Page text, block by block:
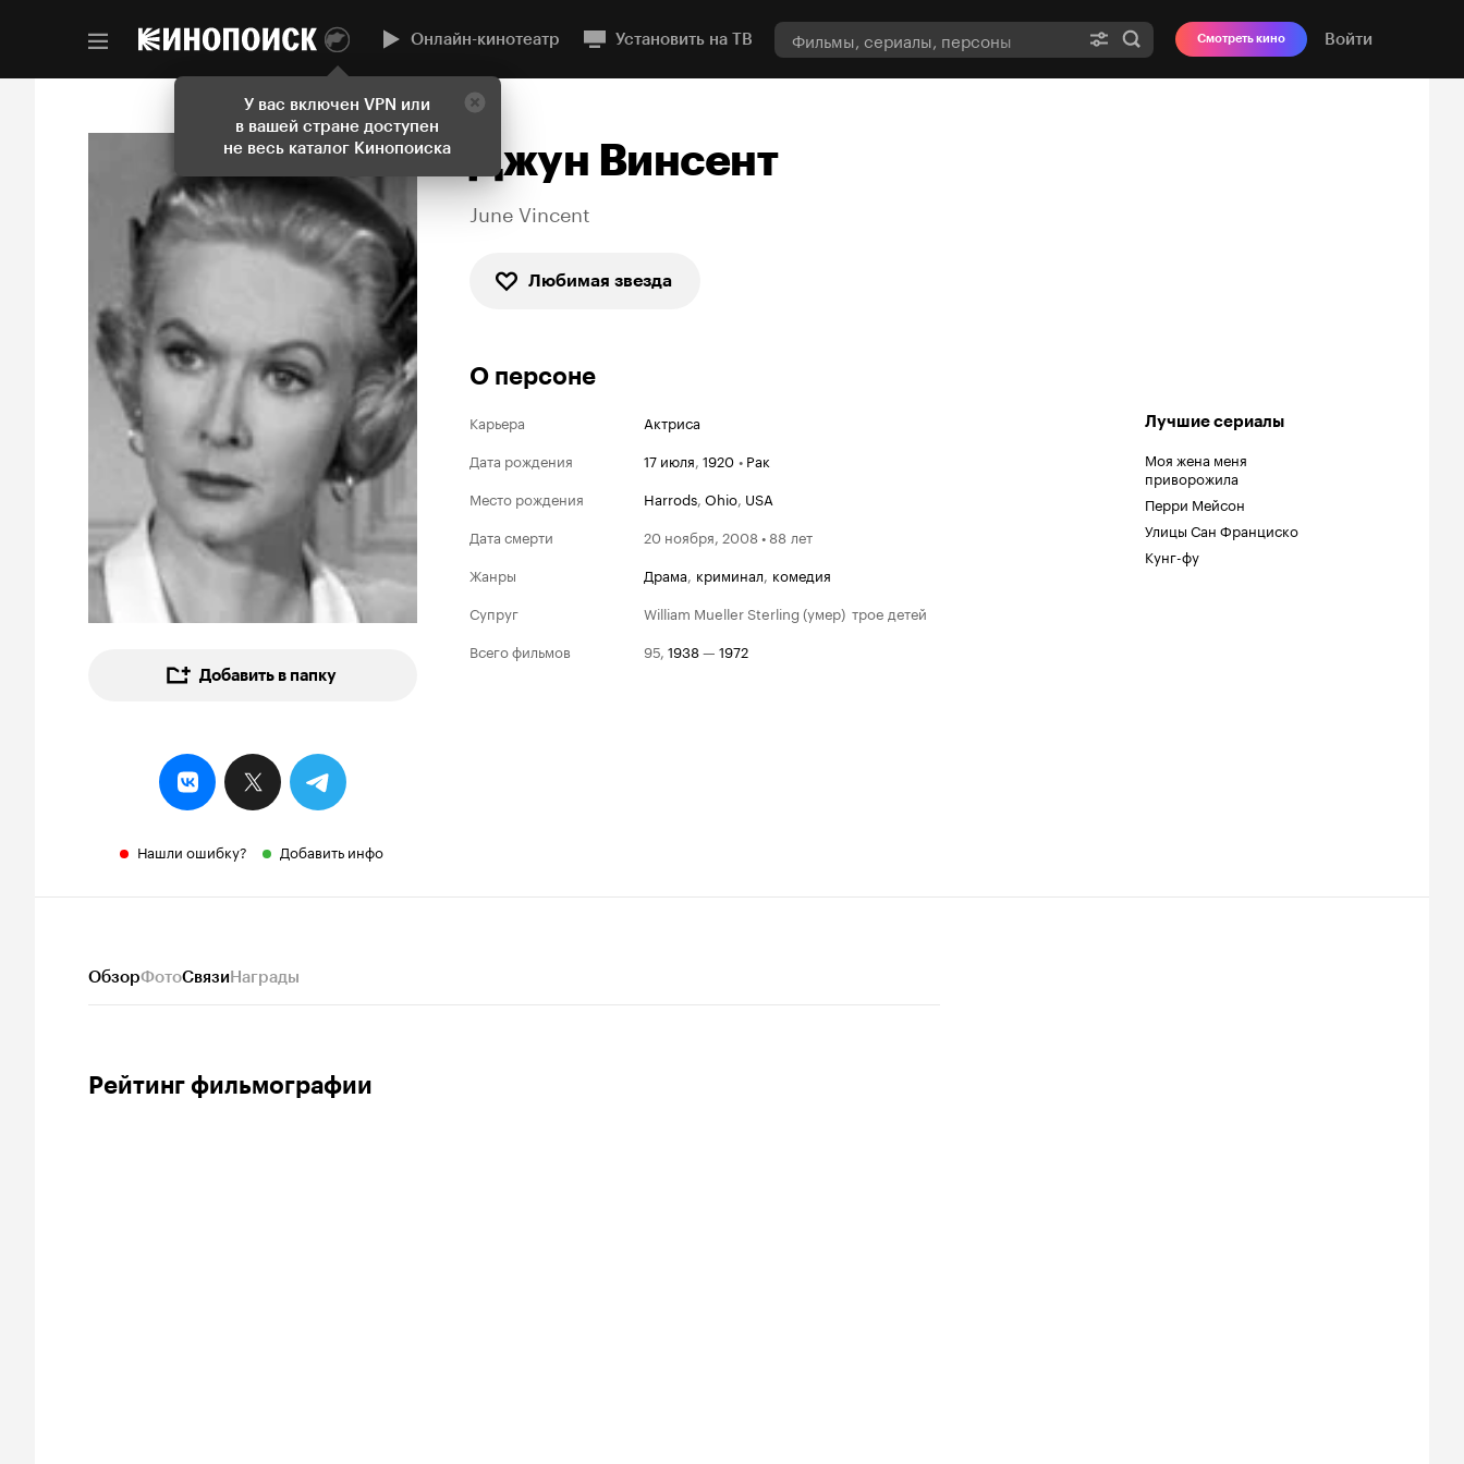
У вас включен VPN или
в вашей стране доступен
не весь каталог Кинопоиска
Онлайн-кинотеатр Установить на ТВ Смотреть кино Войти
Добавить в папку
Нашли ошибку? Добавить инфо
Джун Винсент
June Vincent
Любимая звезда
О персоне
Карьера
Актриса
Дата рождения
17 июля, 1920 • Рак
Место рождения
Harrods, Ohio, USA
Дата смерти
20 ноября, 2008 • 88 лет
Жанры
драма, криминал, комедия
Супруг
William Mueller Sterling (умер) трое детей
Всего фильмов
95, 1938— 1972
Лучшие сериалы
Моя жена меня
приворожила
Перри Мейсон
Улицы Сан Франциско
Кунг-фу
ОбзорФотоСвязиНаграды
Рейтинг фильмографии